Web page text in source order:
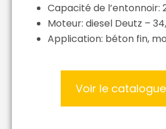
Capacité de l’entonnoir:
Moteur: diesel Deutz –
Application: béton fin,
Voir le catalogue